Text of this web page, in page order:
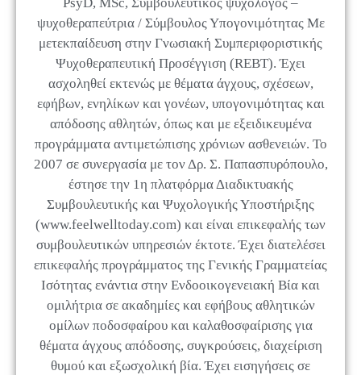
PsyD, MSc, Συμβουλευτικός ψυχολόγος –
ψυχοθεραπεύτρια / Σύμβουλος Υπογονιμότητας Με
μετεκπαίδευση στην Γνωσιακή Συμπεριφοριστικής
Ψυχοθεραπευτική Προσέγγιση (REBT). Έχει
ασχοληθεί εκτενώς με θέματα άγχους, σχέσεων,
εφήβων, ενηλίκων και γονέων, υπογονιμότητας και
απόδοσης αθλητών, όπως και με εξειδικευμένα
προγράμματα αντιμετώπισης χρόνιων ασθενειών. Το
2007 σε συνεργασία με τον Δρ. Σ. Παπασπυρόπουλο,
έστησε την 1η πλατφόρμα Διαδικτυακής
Συμβουλευτικής και Ψυχολογικής Υποστήριξης
(www.feelwelltoday.com) και είναι επικεφαλής των
συμβουλευτικών υπηρεσιών έκτοτε. Έχει διατελέσει
επικεφαλής προγράμματος της Γενικής Γραμματείας
Ισότητας ενάντια στην Ενδοοικογενειακή Βία και
ομιλήτρια σε ακαδημίες και εφήβους αθλητικών
ομίλων ποδοσφαίρου και καλαθοσφαίρισης για
θέματα άγχους απόδοσης, συγκρούσεις, διαχείριση
θυμού και εξωσχολική βία. Έχει εισηγήσεις σε